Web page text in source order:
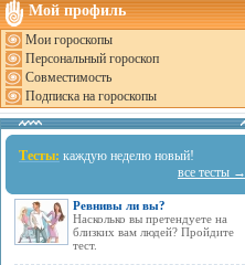
Мой профиль
Мои гороскопы
Персональный гороскоп
Совместимость
Подписка на гороскопы
Тесты: каждую неделю новый!
все тесты →
Ревнивы ли вы?
Насколько вы претендуете на
близких вам людей? Пройдите
тест.